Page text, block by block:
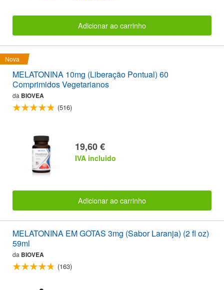
Adicionar ao carrinho
Nova
MELATONINA 10mg (Liberação Pontual) 60
Comprimidos Vegetarianos
da BIOVEA
(516)
19,60 €
IVA incluido
Adicionar ao carrinho
MELATONINA EM GOTAS 3mg (Sabor Laranja) (2 fl oz)
59ml
da BIOVEA
(163)